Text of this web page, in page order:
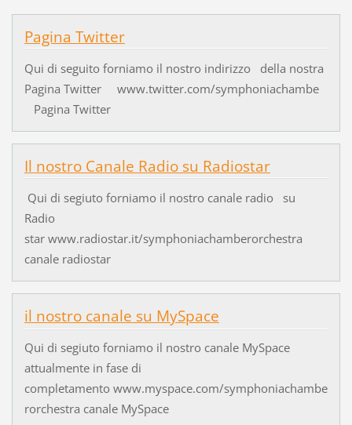
Pagina Twitter
Qui di seguito forniamo il nostro indirizzo della nostra
Pagina Twitter www.twitter.com/symphoniachambe
Pagina Twitter
Il nostro Canale Radio su Radiostar
Qui di segiuto forniamo il nostro canale radio su
Radio
star www.radiostar.it/symphoniachamberorchestra
canale radiostar
il nostro canale su MySpace
Qui di segiuto forniamo il nostro canale MySpace
attualmente in fase di
completamento www.myspace.com/symphoniachambe
rorchestra canale MySpace